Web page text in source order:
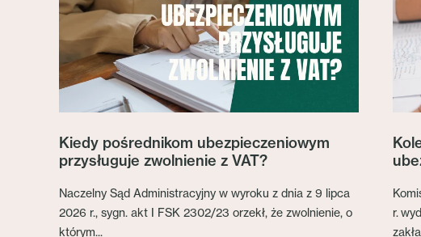
Kiedy pośrednikom ubezpieczeniowym
przysługuje zwolnienie z VAT?
Naczelny Sąd Administracyjny w wyroku z dnia z 9 lipca
2026 r., sygn. akt I FSK 2302/23 orzekł, że zwolnienie, o
którym...
r.